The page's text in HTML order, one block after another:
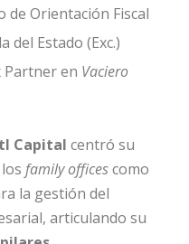
Orientación Fiscal
del Estado (Exc.)
Partner en Vaciero
Capital centró su
family officescomo
la gestión del
articulando su